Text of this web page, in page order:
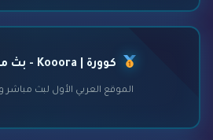
كوورة | Kooora - بث مباشر ونتائج
الموقع العربي الأول لبث مباشر